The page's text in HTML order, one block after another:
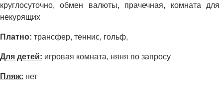
круглосуточно, обмен валюты, прачечная, комната для
некурящих
Платно: трансфер, теннис, гольф,
Для детей: игровая комната, няня по запросу
Пляж: нет